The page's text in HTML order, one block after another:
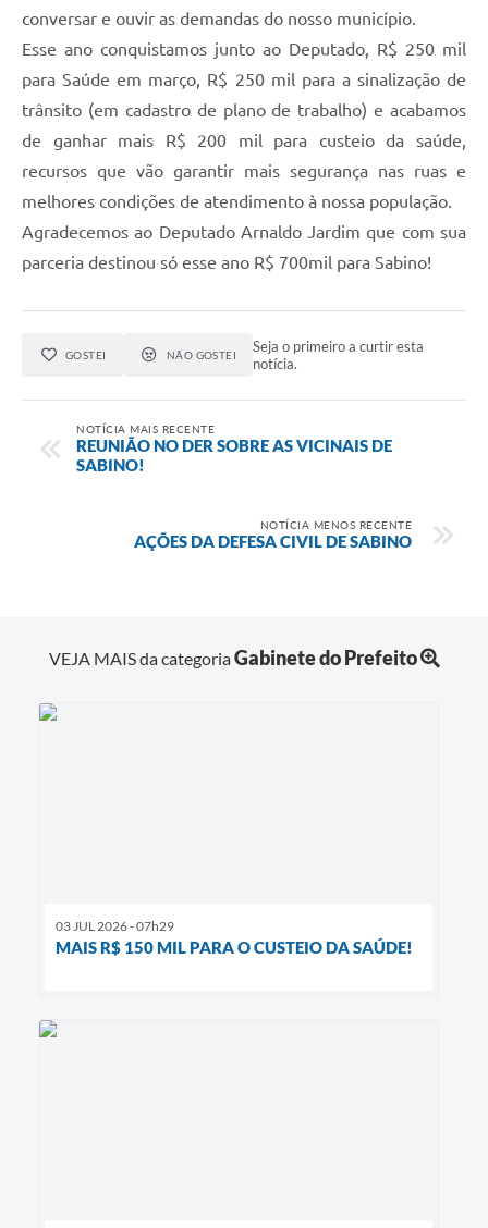
conversar e ouvir as demandas do nosso município.
Esse ano conquistamos junto ao Deputado, R$ 250 mil
para Saúde em março, R$ 250 mil para a sinalização de
trânsito (em cadastro de plano de trabalho) e acabamos
de ganhar mais R$ 200 mil para custeio da saúde,
recursos que vão garantir mais segurança nas ruas e
melhores condições de atendimento à nossa população.
Agradecemos ao Deputado Arnaldo Jardim que com sua
parceria destinou só esse ano R$ 700mil para Sabino!
GOSTEI NÃO GOSTEI
Seja o primeiro a curtir esta
notícia.
NOTÍCIA MAIS RECENTE
REUNIÃO NO DER SOBRE AS VICINAIS DE
SABINO!
NOTÍCIA MENOS RECENTE
AÇÕES DA DEFESA CIVIL DE SABINO
VEJA MAIS da categoriaGabinete do Prefeito
03 JUL 2026 - 07h29
MAIS R$ 150 MIL PARA O CUSTEIO DA SAÚDE!